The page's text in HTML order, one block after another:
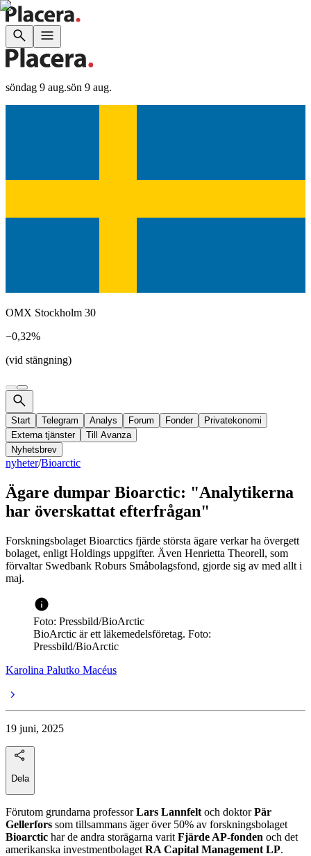
söndag 9 aug.sön 9 aug.
OMX Stockholm 30
−0,32%
(vid stängning)
Start Telegram Analys Forum Fonder
Privatekonomi
Externa tjänster
Till Avanza
Nyhetsbrev
nyheter/Bioarctic
Ägare dumpar Bioarctic: "Analytikerna
har överskattat efterfrågan"
Forskningsbolaget Bioarctics fjärde största ägare verkar ha övergett
bolaget, enligt Holdings uppgifter. Även Henrietta Theorell, som
förvaltar Swedbank Roburs Småbolagsfond, gjorde sig av med allt i
maj.
Foto: Pressbild/BioArctic
BioArctic är ett läkemedelsföretag. Foto:
Pressbild/BioArctic
Karolina Palutko Macéus
19 juni, 2025
Dela
Förutom grundarna professorLars Lannfeltoch doktorPär
Gellerfors som tillsammans äger över 50% av forskningsbolaget
Bioarctic har de andra storägarna varitFjärde AP-fonden och det
amerikanska investmentbolagetRA Capital Management LP.